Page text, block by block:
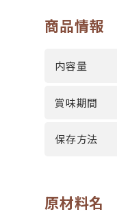
商品情報
内容量
賞味期間
保存方法
原材料名